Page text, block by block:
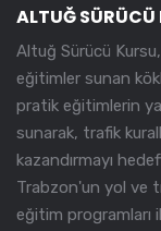
ALTUĞ SÜRÜCÜ
Altuğ Sürücü
eğitimler sunan
pratik eğitimlerin
sunarak, trafik
kazandırmayı
Trabzon'un yol ve
eğitim programları